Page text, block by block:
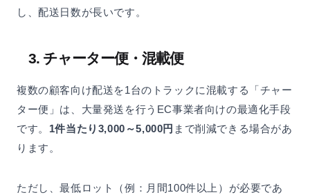
し、配送日数が長いです。
3. チャーター便・混載便
複数の顧客向け配送を1台のトラックに混載する「チャー
ター便」は、大量発送を行うEC事業者向けの最適化手段
です。 1件当たり3,000～5,000円 まで削減できる場合があ
ります。
ただし、最低ロット（例：月間100件以上）が必要であ